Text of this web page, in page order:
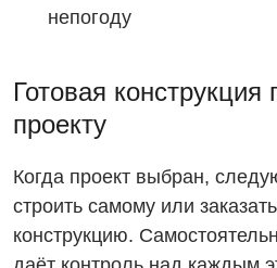
непогоду
Готовая
проекту
Когда проект выбран,
строить самому или
конструкцию.